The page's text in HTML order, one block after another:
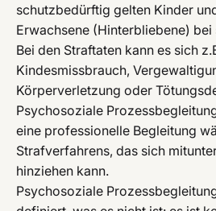
schutzbedürftig gelten Kinder
Erwachsene (Hinterbliebene)
Bei den Straftaten kann es sich
Kindesmissbrauch,
Körperverletzung oder
Psychosoziale
eine professionelle Begleitung
Strafverfahrens, das sich
hinziehen kann.
Psychosoziale